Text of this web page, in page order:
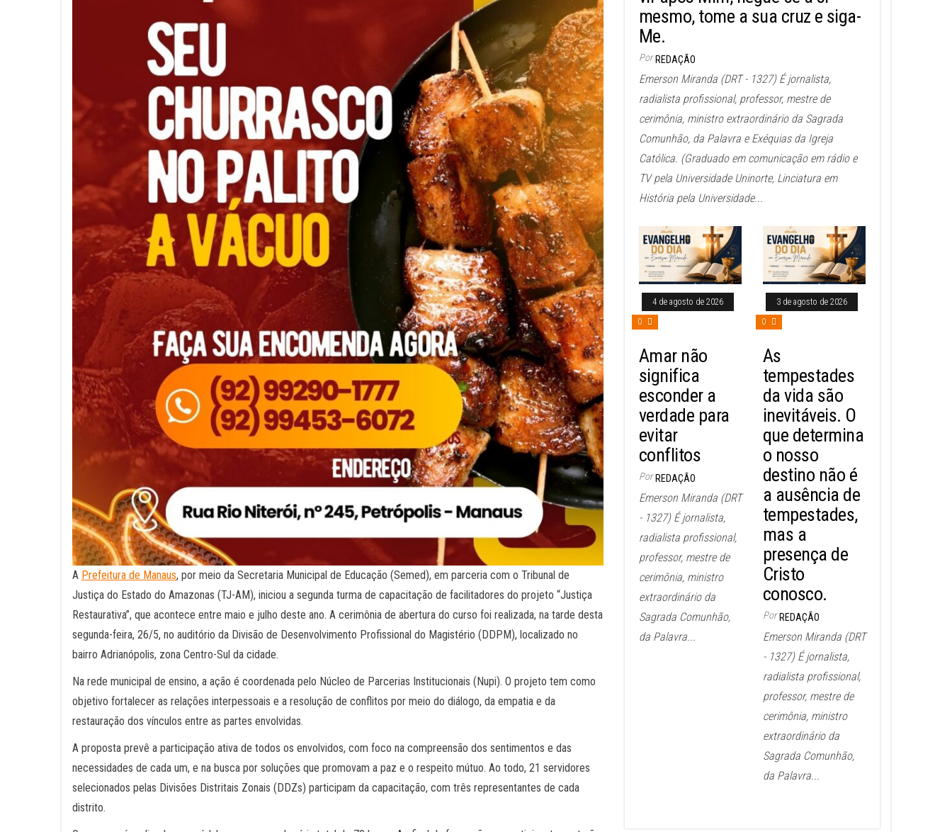
A Prefeitura de Manaus, por meio da Secretaria Municipal de Educação (Semed), em parceria com o Tribunal de
Justiça do Estado do Amazonas (TJ-AM), iniciou a segunda turma de capacitação de facilitadores do projeto “Justiça
Restaurativa”, que acontece entre maio e julho deste ano. A cerimônia de abertura do curso foi realizada, na tarde desta
segunda-feira, 26/5, no auditório da Divisão de Desenvolvimento Profissional do Magistério (DDPM), localizado no
bairro Adrianópolis, zona Centro-Sul da cidade.
Na rede municipal de ensino, a ação é coordenada pelo Núcleo de Parcerias Institucionais (Nupi). O projeto tem como
objetivo fortalecer as relações interpessoais e a resolução de conflitos por meio do diálogo, da empatia e da
restauração dos vínculos entre as partes envolvidas.
A proposta prevê a participação ativa de todos os envolvidos, com foco na compreensão dos sentimentos e das
necessidades de cada um, e na busca por soluções que promovam a paz e o respeito mútuo. Ao todo, 21 servidores
selecionados pelas Divisões Distritais Zonais (DDZs) participam da capacitação, com três representantes de cada
distrito.
mesmo, tome a sua cruz e siga-
Me.
Por REDAÇÃO
Emerson Miranda (DRT - 1327) É jornalista,
radialista profissional, professor, mestre de
cerimônia, ministro extraordinário da Sagrada
Comunhão, da Palavra e Exéquias da Igreja
Católica. (Graduado em comunicação em rádio e
TV pela Universidade Uninorte, Linciatura em
História pela Universidade...
4 de agosto de 2026
0
Amar não
significa
esconder a
verdade para
evitar
conflitos
Por REDAÇÃO
Emerson Miranda (DRT
- 1327) É jornalista,
radialista profissional,
professor, mestre de
cerimônia, ministro
extraordinário da
Sagrada Comunhão,
da Palavra...
3 de agosto de 2026
0
As
tempestades
da vida são
inevitáveis. O
que determina
o nosso
destino não é
a ausência de
tempestades,
mas a
presença de
Cristo
conosco.
Por REDAÇÃO
Emerson Miranda (DRT
- 1327) É jornalista,
radialista profissional,
professor, mestre de
cerimônia, ministro
extraordinário da
Sagrada Comunhão,
da Palavra...